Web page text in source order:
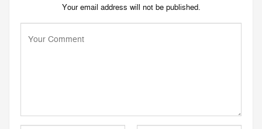
Your email address will not be published.